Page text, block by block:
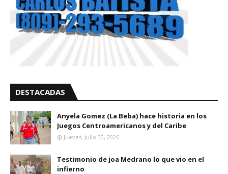
DESTACADAS
Anyela Gomez (La Beba) hace historia en los
Juegos Centroamericanos y del Caribe
Jueves, Julio 30, 2026
Testimonio de joa Medrano lo que vio en el
infierno